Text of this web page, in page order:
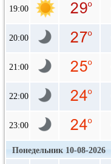
19:00
20:00
21:00
22:00
23:00
Понедельник 10-08-2026